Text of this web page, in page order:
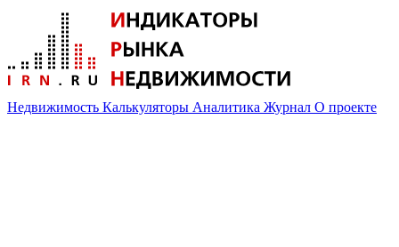
Недвижимость Калькуляторы Аналитика Журнал О проекте